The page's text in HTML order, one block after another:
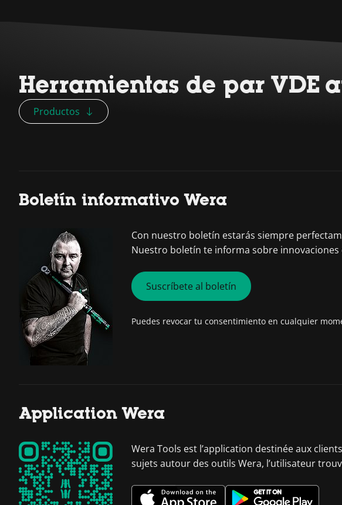
Herramientas de par VDE
Productos
Boletín informativo Wera
Con nuestro boletín estarás siempre
Nuestro boletín te informa sobre
Suscríbete al boletín
Puedes revocar tu consentimiento en cualquier
Application Wera
Wera Tools est l’application destinée aux
sujets autour des outils Wera, l’utilisateur